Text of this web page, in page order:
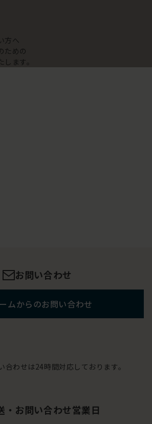
方へ
ための
ます。
お問い合わせ
ムからのお問い合わせ
わせは24時間対応しております。
・お問い合わせ営業日